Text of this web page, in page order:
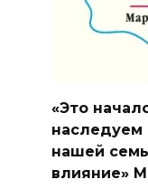
«Это
наследуем
нашей
влияние»